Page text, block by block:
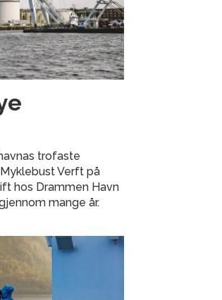
trofaste
Verft på
hos Drammen Havn
mange år.